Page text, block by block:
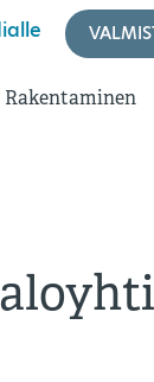
Rakentaminen